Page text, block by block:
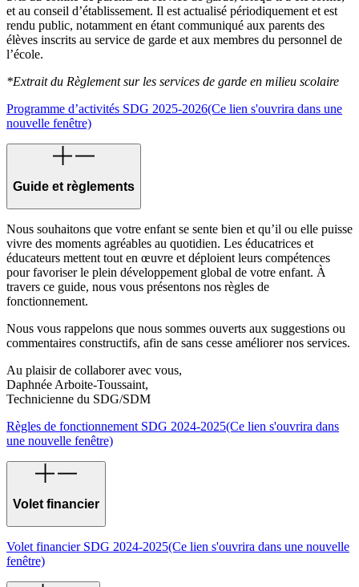
et au conseil d’établissement. Il est actualisé périodiquement et est
rendu public, notamment en étant communiqué aux parents des
élèves inscrits au service de garde et aux membres du personnel de
l’école.
*Extrait du Règlement sur les services de garde en milieu scolaire
Programme d’activités SDG 2025-2026(Ce lien s'ouvrira dans une
nouvelle fenêtre)
Guide et règlements
Nous souhaitons que votre enfant se sente bien et qu’il ou elle puisse
vivre des moments agréables au quotidien. Les éducatrices et
éducateurs mettent tout en œuvre et déploient leurs compétences
pour favoriser le plein développement global de votre enfant. À
travers ce guide, nous vous présentons nos règles de
fonctionnement.
Nous vous rappelons que nous sommes ouverts aux suggestions ou
commentaires constructifs, afin de sans cesse améliorer nos services.
Au plaisir de collaborer avec vous,
Daphnée Arboite-Toussaint,
Technicienne du SDG/SDM
Règles de fonctionnement SDG 2024-2025(Ce lien s'ouvrira dans
une nouvelle fenêtre)
Volet financier
Volet financier SDG 2024-2025(Ce lien s'ouvrira dans une nouvelle
fenêtre)